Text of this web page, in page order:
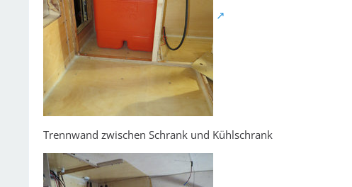
Trennwand zwischen Schrank und Kühlschrank